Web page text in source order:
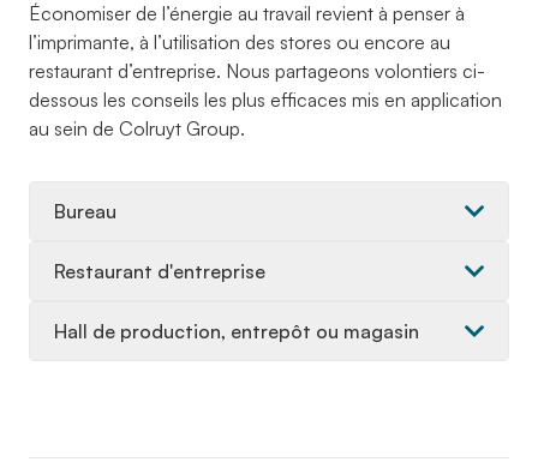
Économiser de l’énergie au travail revient à penser à
l’imprimante, à l’utilisation des stores ou encore au
restaurant d’entreprise. Nous partageons volontiers ci-
dessous les conseils les plus efficaces mis en application
au sein de Colruyt Group.
Bureau
Restaurant d'entreprise
Hall de production, entrepôt ou magasin